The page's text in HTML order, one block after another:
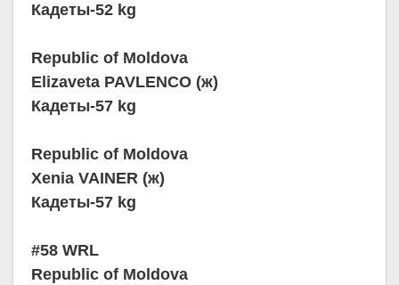
Кадеты-52 kg
Republic of Moldova
Elizaveta PAVLENCO (ж)
Кадеты-57 kg
Republic of Moldova
Xenia VAINER (ж)
Кадеты-57 kg
#58 WRL
Republic of Moldova